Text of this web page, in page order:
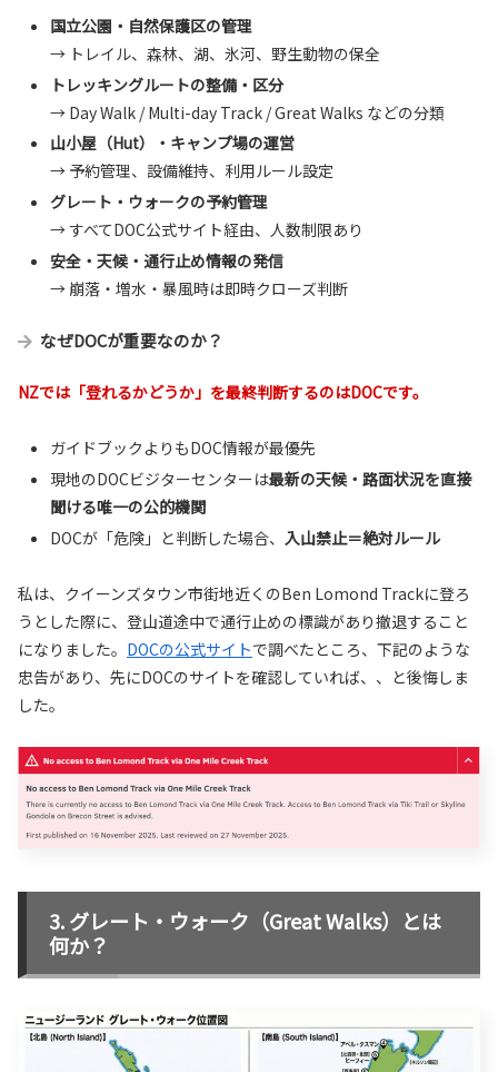
国立公園・自然保護区の管理
→ トレイル、森林、湖、氷河、野生動物の保全
トレッキングルートの整備・区分
→ Day Walk / Multi-day Track / Great Walks などの分類
山小屋（Hut）・キャンプ場の運営
→ 予約管理、設備維持、利用ルール設定
グレート・ウォークの予約管理
→ すべてDOC公式サイト経由、人数制限あり
安全・天候・通行止め情報の発信
→ 崩落・増水・暴風時は即時クローズ判断
なぜDOCが重要なのか？
NZでは「登れるかどうか」を最終判断するのはDOCです。
ガイドブックよりもDOC情報が最優先
現地のDOCビジターセンターは最新の天候・路面状況を直接
聞ける唯一の公的機関
DOCが「危険」と判断した場合、 入山禁止＝絶対ルール
私は、クイーンズタウン市街地近くのBen Lomond Trackに登ろ
うとした際に、登山道途中で通行止めの標識があり撤退すること
になりました。 DOCの公式サイトで調べたところ、下記のような
忠告があり、先にDOCのサイトを確認していれば、、と後悔しま
した。
グレート・ウォーク（Great Walks）とは
何か？